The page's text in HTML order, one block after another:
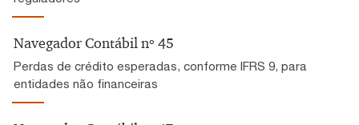
Navegador Contábil nº 45
Perdas de crédito esperadas, conforme IFRS 9, para
entidades não financeiras